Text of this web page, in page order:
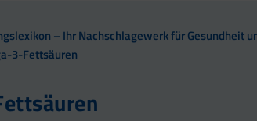
– Ihr Nachschlagewerk für Gesundheit
3-Fettsäuren